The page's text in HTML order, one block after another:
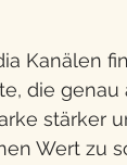
Kanälen
die
stärker
Wert zu